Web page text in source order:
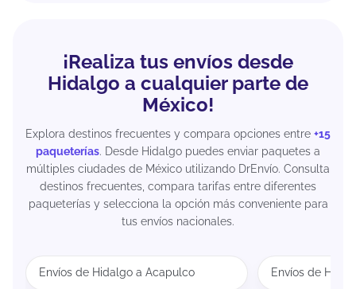
¡Realiza tus envíos desde
Hidalgo a cualquier parte de
México!
Explora destinos frecuentes y compara opciones entre +15
paqueterías. Desde Hidalgo puedes enviar paquetes a
múltiples ciudades de México utilizando DrEnvío. Consulta
destinos frecuentes, compara tarifas entre diferentes
paqueterías y selecciona la opción más conveniente para
tus envíos nacionales.
Envíos de Hidalgo a Acapulco Envíos de